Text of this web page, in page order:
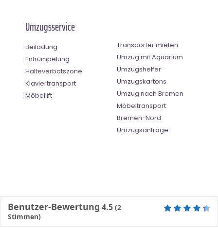
Umzugsservice
Beiladung
Entrümpelung
Halteverbotszone
Klaviertransport
Möbellift
Transporter mieten
Umzug mit Aquarium
Umzugshelfer
Umzugskartons
Umzug nach Bremen
Möbeltransport
Bremen-Nord
Umzugsanfrage
Benutzer-Bewertung 4.5 (2
Stimmen)